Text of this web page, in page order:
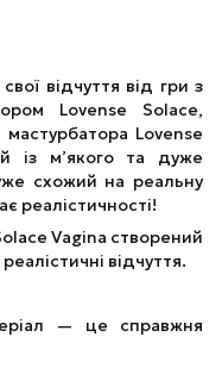
відчуття від гри з
Lovense Solace,
Lovense
із м’якого та дуже
схожий на реальну
реалістичності!
Vagina створений
відчуття.
— це справжня